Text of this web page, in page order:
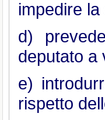
impedire
d)
deputato a
e)
rispetto